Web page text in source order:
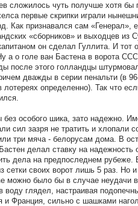
сложилось чуть получше хотя бы
первые скрипки играли
Как признавался сам «Генерал»,
«сборников» и выходцев из
он сделал Гуллита. И тот
а о голе ван Бастена в ворота
после этого голландцы
дважды в серии пенальти (в
определенно). Так что
особого шика, зато надежно.
сил зазря не тратить и хлопали
три мяча - белорусам дома. В
делал ставку на
дела на предпоследнем рубеже.
сетки своих ворот лишь 5 раз. Но
можно было бы в случае неудачи в
воду глядел, настраивая
и Франция, сильно с шашками